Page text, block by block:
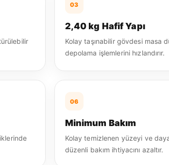
03
2,40 kg Hafif Yapı
Kolay taşınabilir gövdesi masa
depolama işlemlerini hızlandırır.
06
Minimum Bakım
Kolay temizlenen yüzeyi ve
düzenli bakım ihtiyacını azaltır.